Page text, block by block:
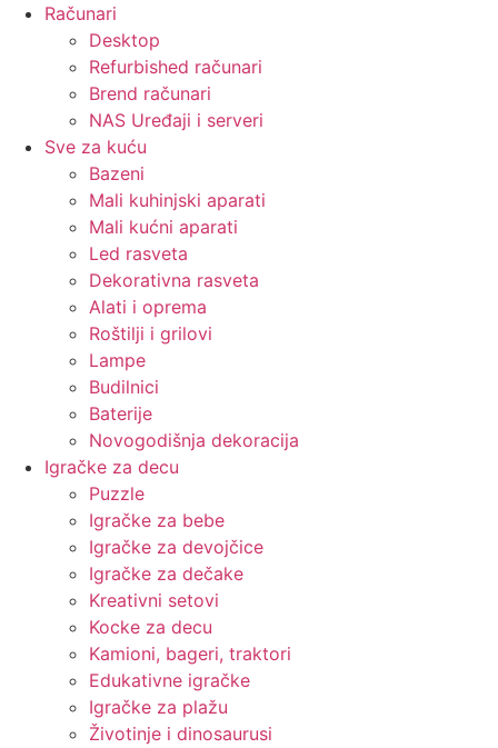
Računari
Desktop
Refurbished računari
Brend računari
NAS Uređaji i serveri
Sve za kuću
Bazeni
Mali kuhinjski aparati
Mali kućni aparati
Led rasveta
Dekorativna rasveta
Alati i oprema
Roštilji i grilovi
Lampe
Budilnici
Baterije
Novogodišnja dekoracija
Igračke za decu
Puzzle
Igračke za bebe
Igračke za devojčice
Igračke za dečake
Kreativni setovi
Kocke za decu
Kamioni, bageri, traktori
Edukativne igračke
Igračke za plažu
Životinje i dinosaurusi